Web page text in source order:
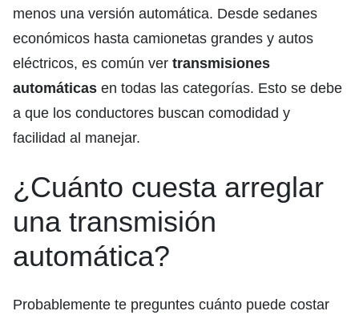
menos una versión automática. Desde sedanes
económicos hasta camionetas grandes y autos
eléctricos, es común ver transmisiones
automáticas en todas las categorías. Esto se debe
a que los conductores buscan comodidad y
facilidad al manejar.
¿Cuánto cuesta arreglar
una transmisión
automática?
Probablemente te preguntes cuánto puede costar